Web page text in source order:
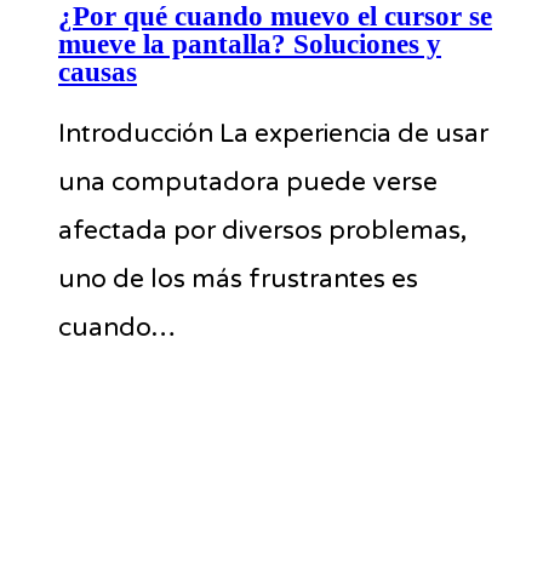
¿Por qué cuando muevo el cursor se
mueve la pantalla? Soluciones y
causas
Introducción La experiencia de usar
una computadora puede verse
afectada por diversos problemas,
uno de los más frustrantes es
cuando…